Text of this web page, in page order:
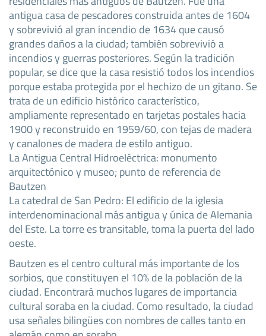
antigua casa de pescadores construida antes de 1604
y sobrevivió al gran incendio de 1634 que causó
grandes daños a la ciudad; también sobrevivió a
incendios y guerras posteriores. Según la tradición
popular, se dice que la casa resistió todos los incendios
porque estaba protegida por el hechizo de un gitano. Se
trata de un edificio histórico característico,
ampliamente representado en tarjetas postales hacia
1900 y reconstruido en 1959/60, con tejas de madera
y canalones de madera de estilo antiguo.
La Antigua Central Hidroeléctrica: monumento
arquitectónico y museo; punto de referencia de
Bautzen
La catedral de San Pedro: El edificio de la iglesia
interdenominacional más antigua y única de Alemania
del Este. La torre es transitable, toma la puerta del lado
oeste.
Bautzen es el centro cultural más importante de los
sorbios, que constituyen el 10% de la población de la
ciudad. Encontrará muchos lugares de importancia
cultural soraba en la ciudad. Como resultado, la ciudad
usa señales bilingües con nombres de calles tanto en